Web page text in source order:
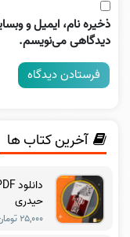
ذخیره نام، ایمیل و
دیدگاهی می‌نویسم.
آخرین کتاب ها
حیدری
۲۵,۰۰۰ تومان